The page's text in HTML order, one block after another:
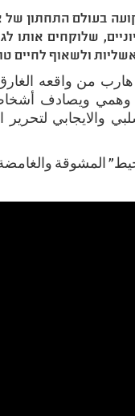
בעולם התחתון
שלוקחים אותו
ולשאוף לחיים
من واقعه
وهمي ويصادف
والايجابي
المشوقة والغامضة